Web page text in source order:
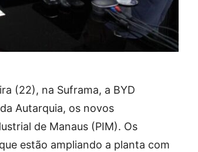
(22), na Suframa, a BYD
Autarquia, os novos
de Manaus (PIM). Os
estão ampliando a planta com